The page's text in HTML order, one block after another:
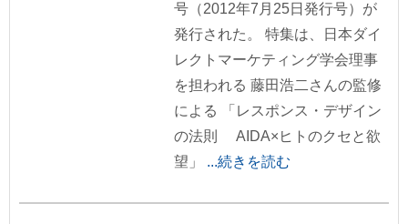
号（2012年7月25日発行号）が
発行された。 特集は、日本ダイ
レクトマーケティング学会理事
を担われる 藤田浩二さんの監修
による 「レスポンス・デザイン
の法則 AIDA×ヒトのクセと欲
望」 ...続きを読む